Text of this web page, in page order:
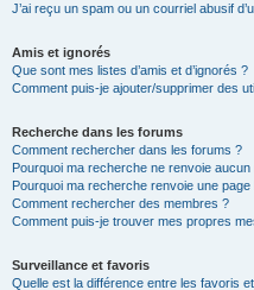
J’ai reçu un spam ou un courriel abusif
Amis et ignorés
Que sont mes listes d’amis et d’ignorés ?
Comment puis-je ajouter/supprimer des
Recherche dans les forums
Comment rechercher dans les forums ?
Pourquoi ma recherche ne renvoie aucun
Pourquoi ma recherche renvoie une page
Comment rechercher des membres ?
Comment puis-je trouver mes propres
Surveillance et favoris
Quelle est la différence entre les favoris